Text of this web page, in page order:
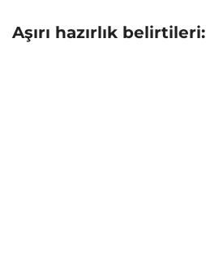
Aşırı hazırlık belirtileri: